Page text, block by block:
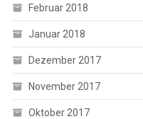
Februar 2018
Januar 2018
Dezember 2017
November 2017
Oktober 2017